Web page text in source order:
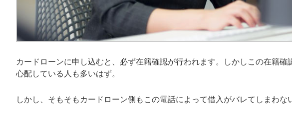
カードローンに申し込むと、必ず在籍確認が行われます。しかしこの在籍
心配している人も多いはず。
しかし、そもそもカードローン側もこの電話によって借入がバレてしまわな